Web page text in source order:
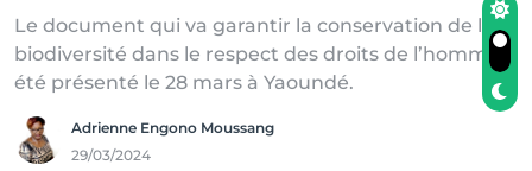
Le document qui va garantir la conservation de la
biodiversité dans le respect des droits de l’homme a
été présenté le 28 mars à Yaoundé.
Adrienne Engono Moussang
29/03/2024